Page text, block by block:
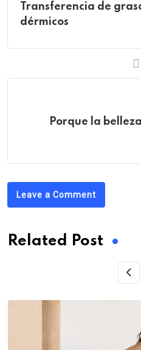
Transferencia de
dérmicos
Porque la
Leave a Comment
Related Post